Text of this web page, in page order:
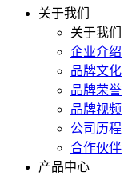
关于我们
关于我们
企业介绍
品牌文化
品牌荣誉
品牌视频
公司历程
合作伙伴
产品中心